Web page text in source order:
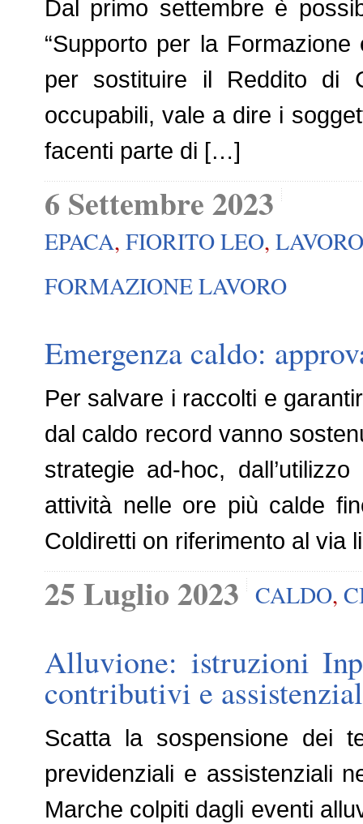
Dal primo settembre è
“Supporto per la
per sostituire il Reddito di
occupabili, vale a dire i
facenti parte di […]
6 Settembre 2023
EPACA, FIORITO LEO, LAVORO
FORMAZIONE LAVORO
Emergenza caldo:
Per salvare i raccolti e
dal caldo record vanno
strategie ad-hoc,
attività nelle ore più calde
Coldiretti on riferimento al via
25 Luglio 2023 CALDO,
Alluvione: istruzioni
contributivi e
Scatta la sospensione dei
previdenziali e assistenziali
Marche colpiti dagli eventi